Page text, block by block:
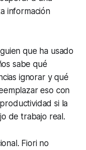
información
que ha usado
sabe qué
ignorar y qué
eso con
si la
de trabajo real.
Fiori no